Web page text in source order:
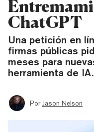
ChatGPT
Una petición en
firmas públicas
meses para
herramienta de IA.
Por Jason Nelson